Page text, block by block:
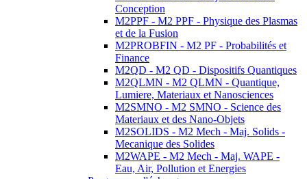
Conception
M2PPF - M2 PPF - Physique des Plasmas
et de la Fusion
M2PROBFIN - M2 PF - Probabilités et
Finance
M2QD - M2 QD - Dispositifs Quantiques
M2QLMN - M2 QLMN - Quantique,
Lumiere, Materiaux et Nanosciences
M2SMNO - M2 SMNO - Science des
Materiaux et des Nano-Objets
M2SOLIDS - M2 Mech - Maj. Solids -
Mecanique des Solides
M2WAPE - M2 Mech - Maj. WAPE -
Eau, Air, Pollution et Energies